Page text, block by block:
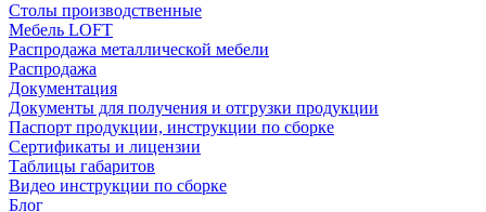
Столы производственные
Мебель LOFT
Распродажа металлической мебели
Распродажа
Документация
Документы для получения и отгрузки продукции
Паспорт продукции, инструкции по сборке
Сертификаты и лицензии
Таблицы габаритов
Видео инструкции по сборке
Блог